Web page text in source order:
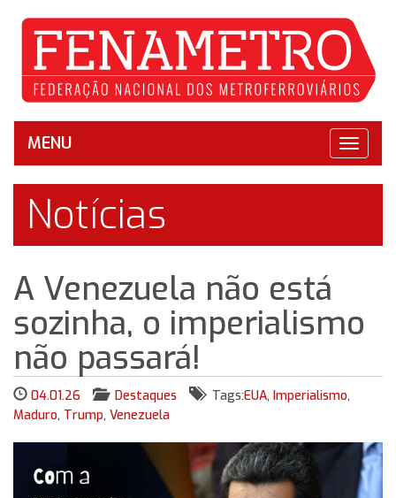
Toggle
MENU
Notícias
A Venezuela não está
sozinha, o imperialismo
não passará!
04.01.26 Destaques Tags:EUA, Imperialismo,
Maduro, Trump, Venezuela